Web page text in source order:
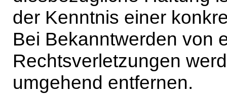
der Kenntnis einer
Bei Bekanntwerden von
Rechtsverletzungen
umgehend entfernen.